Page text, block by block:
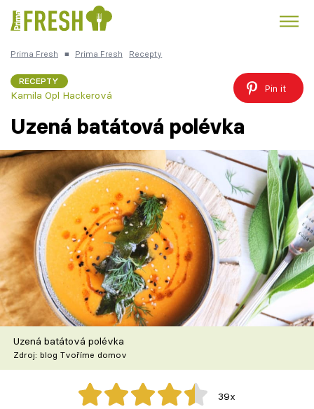
Česká kuchyně Čokoláda
Témata
Recepty
Články
TV Program
Škola vaření
Recepty z TV
Speciál: Cuketa
Prima Fresh ■ Prima Fresh Recepty
RECEPTY
Kamila Opl Hackerová
Pin it
Uzená batátová polévka
Uzená batátová polévka
Zdroj: blog Tvoříme domov
39x